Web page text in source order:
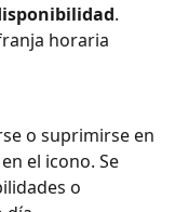
.
horaria
o suprimirse en
el icono. Se
o